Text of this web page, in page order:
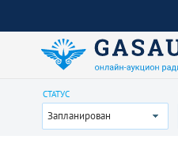
СТАТУС
Запланирован